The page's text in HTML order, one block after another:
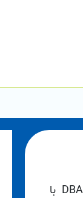
دوره در سطح دکتری حرفه ای مدیریت کسب وکار DBA با